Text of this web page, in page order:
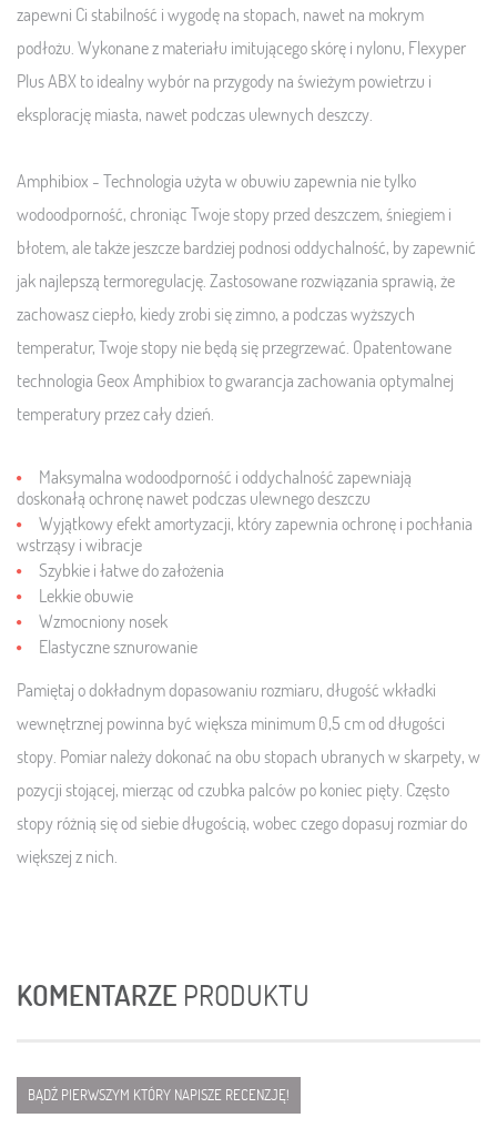
zapewni Ci stabilność i wygodę na stopach, nawet na mokrym
podłożu. Wykonane z materiału imitującego skórę i nylonu, Flexyper
Plus ABX to idealny wybór na przygody na świeżym powietrzu i
eksplorację miasta, nawet podczas ulewnych deszczy.
Amphibiox - Technologia użyta w obuwiuzapewnia nie tylko
wodoodporność, chroniąc Twoje stopy przed deszczem, śniegiem i
błotem, ale także jeszcze bardziej podnosi oddychalność, by zapewnić
jak najlepszą termoregulację. Zastosowane rozwiązania sprawią, że
zachowasz ciepło, kiedy zrobi się zimno, a podczas wyższych
temperatur, Twoje stopy nie będą się przegrzewać. Opatentowane
technologia Geox Amphibiox to gwarancja zachowania optymalnej
temperatury przez cały dzień.
Maksymalna wodoodporność i oddychalność zapewniają
doskonałą ochronę nawet podczas ulewnego deszczu
Wyjątkowy efekt amortyzacji, który zapewnia ochronę i pochłania
wstrząsy i wibracje
Szybkie i łatwe do założenia
Lekkie obuwie
Wzmocniony nosek
Elastyczne sznurowanie
Pamiętaj o dokładnym dopasowaniu rozmiaru, długość wkładki
wewnętrznej powinna być większa minimum 0,5 cm od długości
stopy. Pomiar należy dokonać na obu stopach ubranych w skarpety, w
pozycji stojącej, mierząc od czubka palców po koniec pięty. Często
stopy różnią się od siebie długością, wobec czego dopasuj rozmiar do
większej z nich.
KOMENTARZE PRODUKTU
BĄDŹ PIERWSZYM KTÓRY NAPISZE RECENZJĘ!